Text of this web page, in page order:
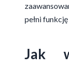
pełni
Jak